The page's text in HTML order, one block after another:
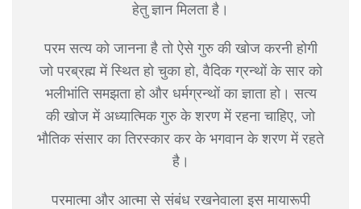
हेतु ज्ञान मिलता है।
परम सत्य को जानना है तो ऐसे गुरु की खोज करनी होगी
जो परब्रह्म में स्थित हो चुका हो, वैदिक ग्रन्थों के सार को
भलीभांति समझता हो और धर्मग्रन्थों का ज्ञाता हो। सत्य
की खोज में अध्यात्मिक गुरु के शरण में रहना चाहिए, जो
भौतिक संसार का तिरस्कार कर के भगवान के शरण में रहते
है।
परमात्मा और आत्मा से संबंध रखनेवाला इस मायारूपी